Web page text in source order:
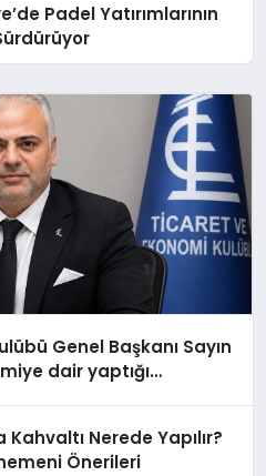
Padel Yatırımlarının
Genel Başkanı Sayın
dair yaptığı
Kahvaltı Nerede Yapılır?
Önerileri